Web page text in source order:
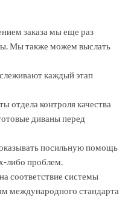
заказа мы еще раз
Мы также можем выслать
каждый этап
отдела контроля качества
диваны перед
посильную помощь
либо проблем.
соответствие системы
международного стандарта